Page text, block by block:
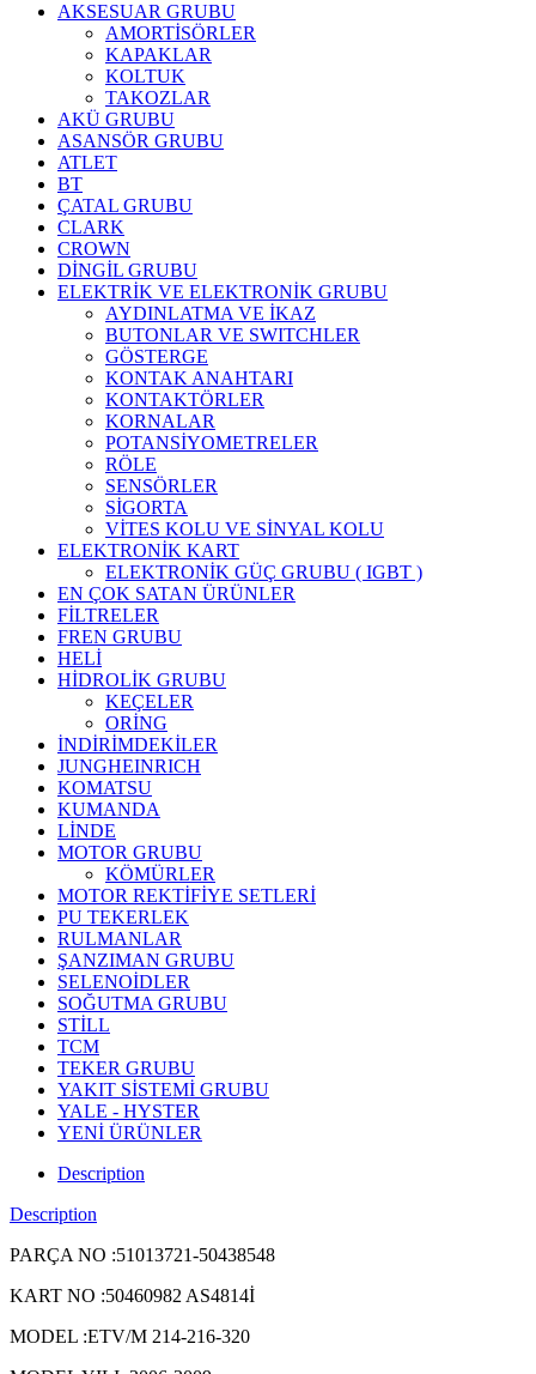
AKSESUAR GRUBU
AMORTİSÖRLER
KAPAKLAR
KOLTUK
TAKOZLAR
AKÜ GRUBU
ASANSÖR GRUBU
ATLET
BT
ÇATAL GRUBU
CLARK
CROWN
DİNGİL GRUBU
ELEKTRİK VE ELEKTRONİK GRUBU
AYDINLATMA VE İKAZ
BUTONLAR VE SWITCHLER
GÖSTERGE
KONTAK ANAHTARI
KONTAKTÖRLER
KORNALAR
POTANSİYOMETRELER
RÖLE
SENSÖRLER
SİGORTA
VİTES KOLU VE SİNYAL KOLU
ELEKTRONİK KART
ELEKTRONİK GÜÇ GRUBU ( IGBT )
EN ÇOK SATAN ÜRÜNLER
FİLTRELER
FREN GRUBU
HELİ
HİDROLİK GRUBU
KEÇELER
ORİNG
İNDİRİMDEKİLER
JUNGHEINRICH
KOMATSU
KUMANDA
LİNDE
MOTOR GRUBU
KÖMÜRLER
MOTOR REKTİFİYE SETLERİ
PU TEKERLEK
RULMANLAR
ŞANZIMAN GRUBU
SELENOİDLER
SOĞUTMA GRUBU
STİLL
TCM
TEKER GRUBU
YAKIT SİSTEMİ GRUBU
YALE - HYSTER
YENİ ÜRÜNLER
Description
Description
PARÇA NO :51013721-50438548
KART NO :50460982 AS4814İ
MODEL :ETV/M 214-216-320